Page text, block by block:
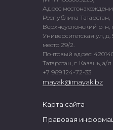
Адрес
Республика Татарстан,
Верхнеуслонский р-н,
Университетская ул, д.
место 29/2.
Почтовый адрес:
Татарстан, г. Казань, а/я
+7 969 124-72-33
mayak@mayak.bz
Карта сайта
Правовая